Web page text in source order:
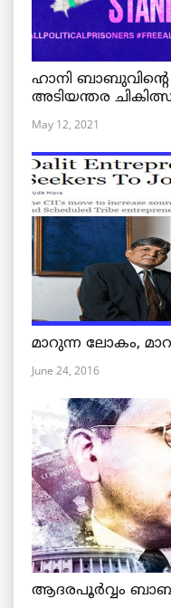
ഹാനി
അടിയന്തര
May 12, 2021
മാറുന്ന ലോകം,
June 24, 2016
ആദരപൂര്‍വ്വം